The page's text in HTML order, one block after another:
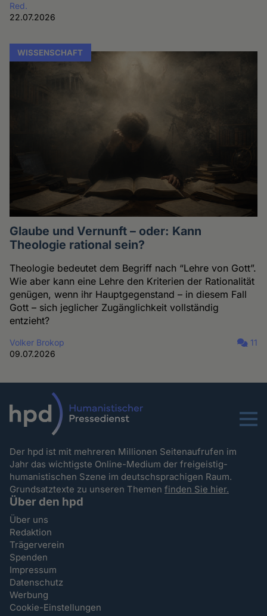
Red.
22.07.2026
WISSENSCHAFT
Glaube und Vernunft – oder: Kann
Theologie rational sein?
Theologie bedeutet dem Begriff nach “Lehre von Gott”.
Wie aber kann eine Lehre den Kriterien der Rationalität
genügen, wenn ihr Hauptgegenstand – in diesem Fall
Gott – sich jeglicher Zugänglichkeit vollständig
entzieht?
Volker Brokop
09.07.2026
11
Menu
Der hpd ist mit mehreren Millionen Seitenaufrufen im
Jahr das wichtigste Online-Medium der freigeistig-
humanistischen Szene im deutschsprachigen Raum.
Grundsatztexte zu unseren Themenfinden Sie hier.
Über den hpd
Über uns
Redaktion
Trägerverein
Spenden
Impressum
Datenschutz
Werbung
Cookie-Einstellungen